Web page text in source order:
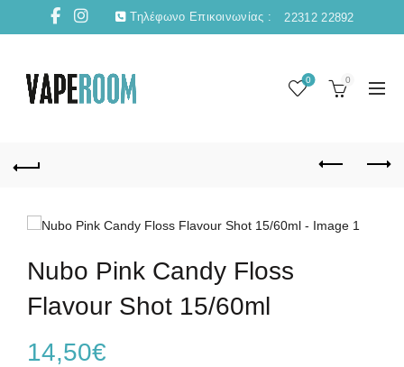
Τηλέφωνο Επικοινωνίας : 22312 22892
0 0
Nubo Pink Candy Floss
Flavour Shot 15/60ml
14,50€